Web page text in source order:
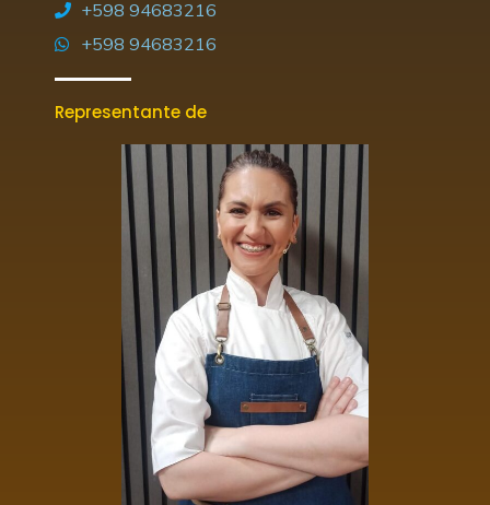
+598 94683216
+598 94683216
Representante de